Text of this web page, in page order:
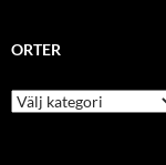
ORTER
Orter